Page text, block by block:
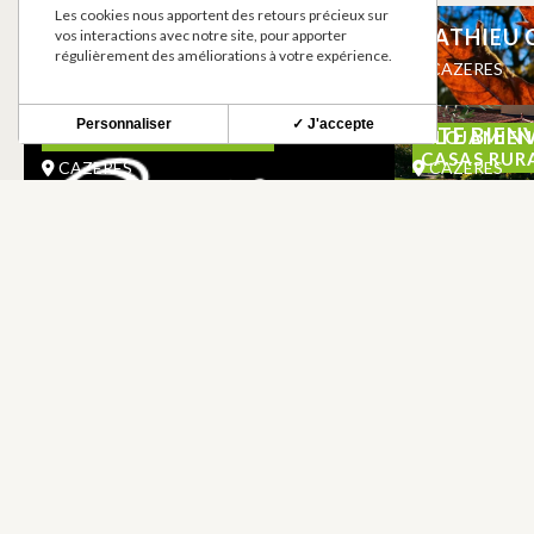
RESTAURACION A TEMA
LA FRITERIE OCCITANE
CAZERES
MATHIEU
CAZERES
OCEBON
CAZERES
CASAS
GITE
CAZERES
Les cookies nous apportent des retours précieux sur
vos interactions avec notre site, pour apporter
régulièrement des améliorations à votre expérience.
✓ J'accepte
Personnaliser